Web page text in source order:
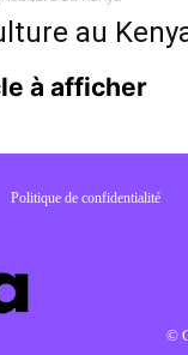
au
à afficher
Politique de confidentialité
©